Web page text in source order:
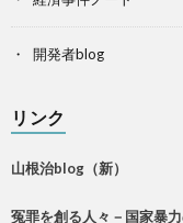
開発者blog
リンク
山根治blog（新）
冤罪を創る人々－国家暴